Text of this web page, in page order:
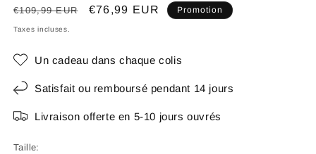
Prix
habituel
€109,99 EUR
Prix
€76,99 EUR Promotion
Taxes incluses.
Un cadeau dans chaque colis
Satisfait ou remboursé pendant 14 jours
Livraison offerte en 5-10 jours ouvrés
Taille: